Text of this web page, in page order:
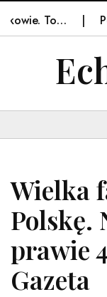
To…
Wielka
Polskę.
prawie
Gazeta